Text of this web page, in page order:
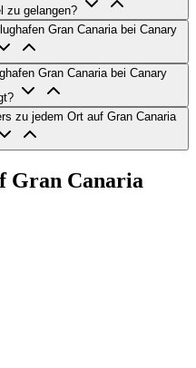
zu gelangen?
Gran Canaria bei Canary
Gran Canaria bei Canary
zu jedem Ort auf Gran Canaria
Gran Canaria